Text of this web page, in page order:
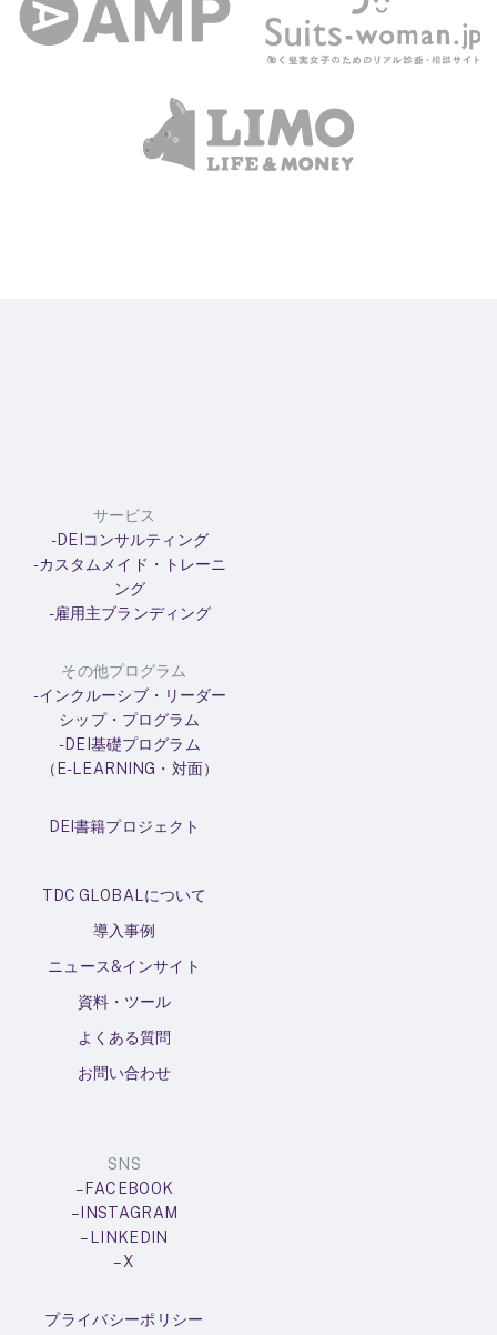
サービス
-DEIコンサルティング
-カスタムメイド・トレーニ
ング
-雇用主ブランディング
その他プログラム
-インクルーシブ・リーダー
シップ・プログラム
-DEI基礎プログラム
（E-LEARNING・対面）
DEI書籍プロジェクト
TDC GLOBALについて
導入事例
ニュース&インサイト
資料・ツール
よくある質問
お問い合わせ
SNS
– FACEBOOK
– INSTAGRAM
– LINKEDIN
– X
プライバシーポリシー